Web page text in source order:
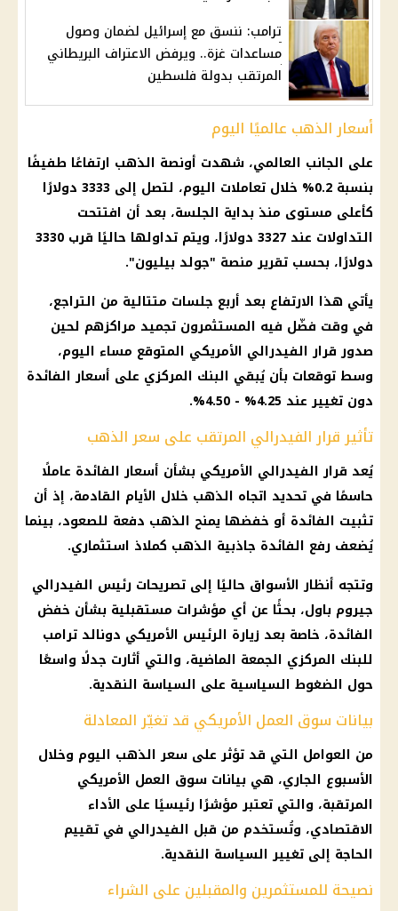
ترامب: ننسق مع إسرائيل لضمان وصول
مساعدات غزة.. ويرفض الاعتراف البريطاني
المرتقب بدولة فلسطين
أسعار الذهب عالميًا اليوم
على الجانب العالمي، شهدت أونصة الذهب ارتفاعًا طفيفًا
بنسبة 0.2% خلال تعاملات اليوم، لتصل إلى 3333 دولارًا
كأعلى مستوى منذ بداية الجلسة، بعد أن افتتحت
التداولات عند 3327 دولارًا، ويتم تداولها حاليًا قرب 3330
دولارًا، بحسب تقرير منصة "جولد بيليون".
يأتي هذا الارتفاع بعد أربع جلسات متتالية من التراجع،
في وقت فضّل فيه المستثمرون تجميد مراكزهم لحين
صدور قرار الفيدرالي الأمريكي المتوقع مساء اليوم،
وسط توقعات بأن يُبقي البنك المركزي على أسعار الفائدة
دون تغيير عند 4.25% - 4.50%.
تأثير قرار الفيدرالي المرتقب على سعر الذهب
يُعد قرار الفيدرالي الأمريكي بشأن أسعار الفائدة عاملًا
حاسمًا في تحديد اتجاه الذهب خلال الأيام القادمة، إذ أن
تثبيت الفائدة أو خفضها يمنح الذهب دفعة للصعود، بينما
يُضعف رفع الفائدة جاذبية الذهب كملاذ استثماري.
وتتجه أنظارالأسواق حاليًا إلى تصريحات رئيس الفيدرالي
جيروم باول، بحثًا عن أي مؤشرات مستقبلية بشأن خفض
الفائدة، خاصة بعد زيارة الرئيس الأمريكي دونالد ترامب
للبنك المركزي الجمعة الماضية، والتي أثارت جدلًا واسعًا
حول الضغوط السياسية على السياسة النقدية.
بيانات سوق العمل الأمريكي قد تغيّر المعادلة
من العوامل التي قد تؤثر على سعر الذهب اليوم وخلال
الأسبوع الجاري، هي بيانات سوق العمل الأمريكي
المرتقبة، والتي تعتبر مؤشرًا رئيسيًا على الأداء
الاقتصادي، وتُستخدم من قبل الفيدرالي في تقييم
الحاجة إلى تغيير السياسة النقدية.
نصيحة للمستثمرين والمقبلين على الشراء